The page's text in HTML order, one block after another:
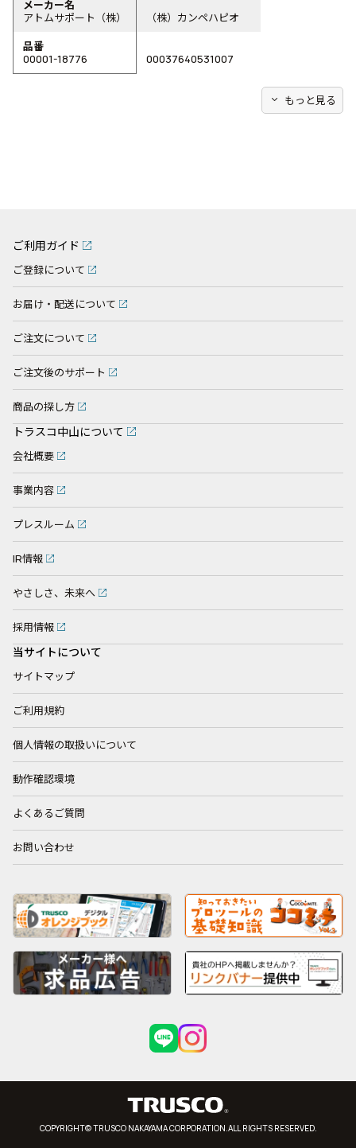
メーカー名
アトムサポート（株）
（株）カンペハピオ
品番
00001-18776
00037640531007
expand_more もっと見る
ご利用ガイド
ご登録について
お届け・配送について
ご注文について
ご注文後のサポート
商品の探し方
トラスコ中山について
会社概要
事業内容
プレスルーム
IR情報
やさしさ、未来へ
採用情報
当サイトについて
サイトマップ
ご利用規約
個人情報の取扱いについて
動作確認環境
よくあるご質問
お問い合わせ
COPYRIGHT© TRUSCO NAKAYAMA CORPORATION.ALL RIGHTS RESERVED.